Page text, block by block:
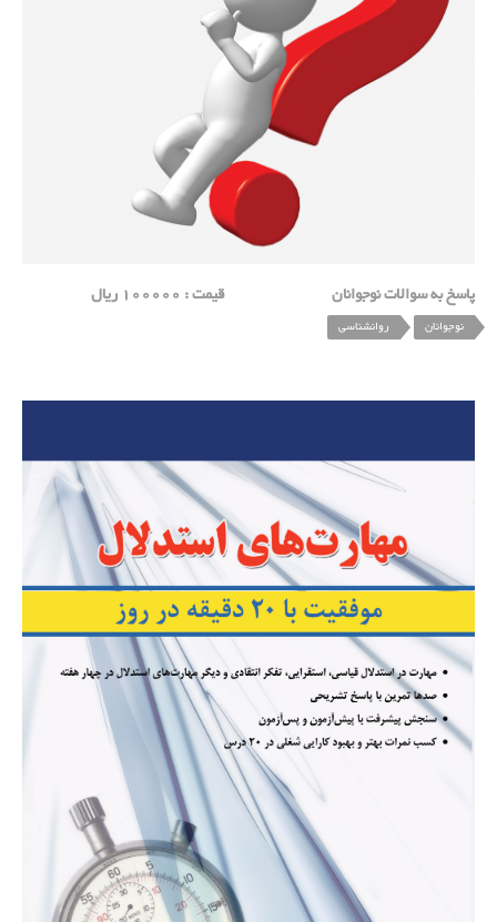
پاسخ به سوالات نوجوانان قیمت : 100000 ریال
نوجوانان روانشناسی